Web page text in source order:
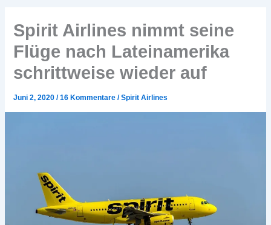
Spirit Airlines nimmt seine
Flüge nach Lateinamerika
schrittweise wieder auf
Juni 2, 2020/16 Kommentare /Spirit Airlines